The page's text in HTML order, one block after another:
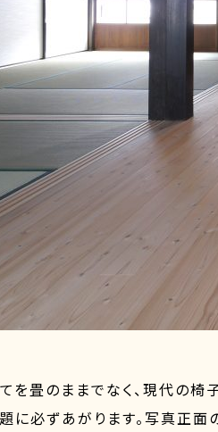
を畳のままでなく、現代の椅
に必ずあがります。写真正面